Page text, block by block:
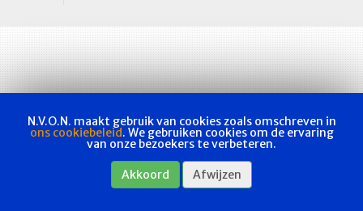
N.V.O.N. maakt gebruik van cookies zoals omschreven in
ons cookiebeleid. We gebruiken cookies om de ervaring
van onze bezoekers te verbeteren.
Akkoord Afwijzen